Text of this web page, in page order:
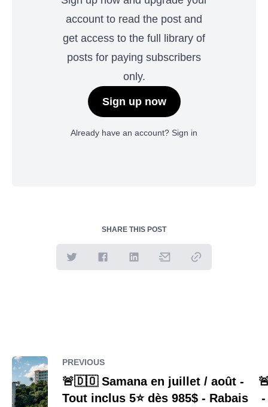
account to read the post and
get access to the full library of
posts for paying subscribers
only.
Sign up now
Already have an account? Sign in
SHARE THIS POST
PREVIOUS
🚨🇩🇴 Samana en juillet / août -
Tout inclus 5⭐️ dès 985$ - Rabais
-